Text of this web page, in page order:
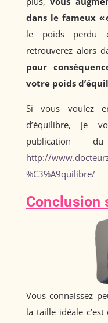
dans le fameux «
le poids perdu
retrouverez alors
pour
votre poids
Si vous voulez
d’équilibre, je
publication
http://
%C3%A9quilibre/
Conclusion
Vous connaissez
la taille idéale